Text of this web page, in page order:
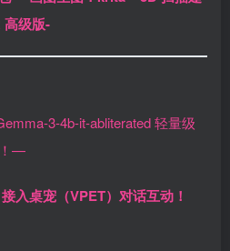
级版-
3-4b-it-abliterated 轻量级
—
接入桌宠（VPET）对话互动！